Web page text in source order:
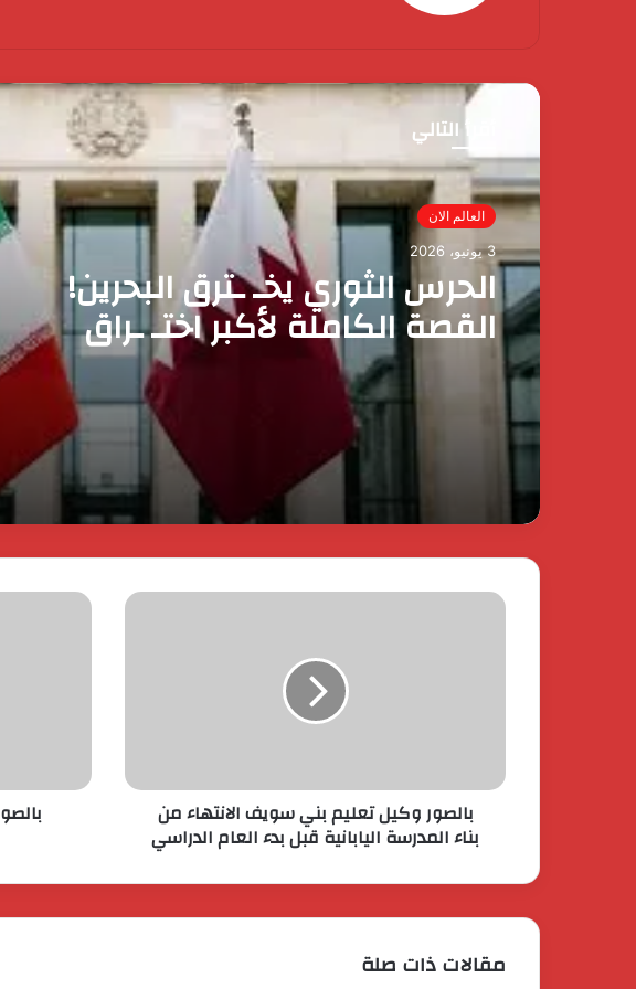
أقرأ التالي
العالم الان
الحرس الثوري يخـ ـترق البحرين!
القصة الكاملة لأكبر اختـ ـراق
إيراني لمملكة البحرين؟
مصر الآن
3 يونيو، 2026
رئيس الوزراء يقرر ضم مايا مرسي
وزيرة التضامن الاجتماعي إلى
عضوية المجموعة الوزارية لريادة
الأعمال
بالصور وكيل تعليم بني سويف الانتهاء من
بناء المدرسة اليابانية قبل بدء العام الدراسي
مقالات ذات صلة